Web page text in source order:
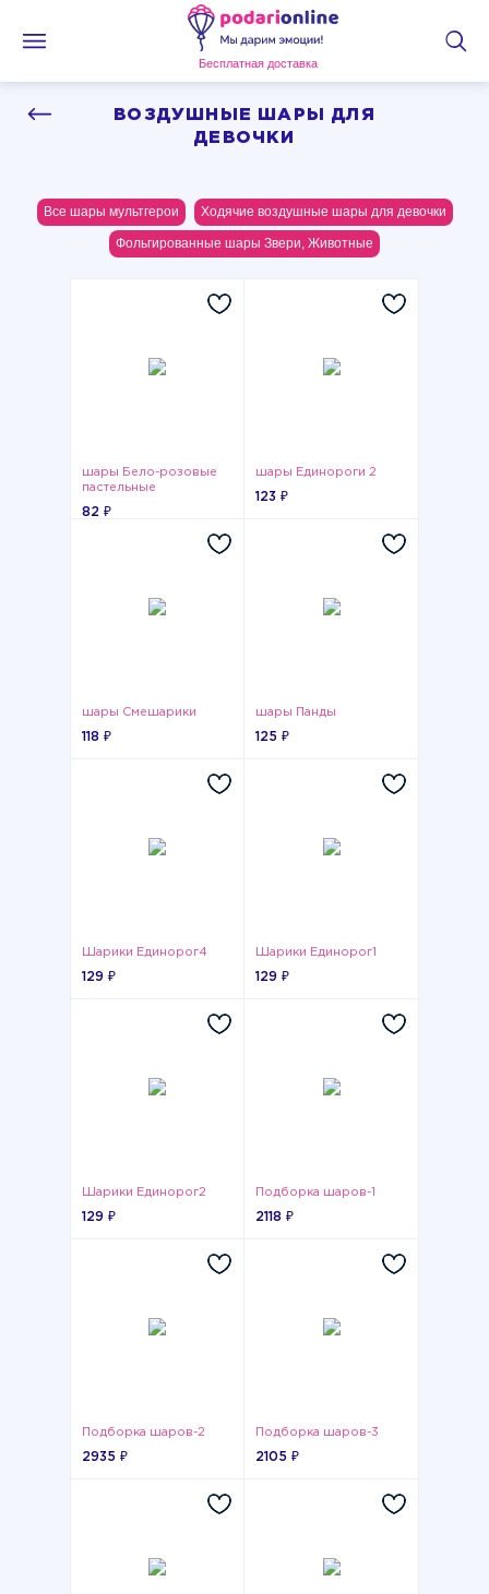
Бесплатная доставка
ВОЗДУШНЫЕ ШАРЫ ДЛЯ
ДЕВОЧКИ
Все шары мультгерои Ходячие воздушные шары для девочки
Фольгированные шары Звери, Животные
шары Бело-розовые
пастельные
82 ₽
шары Единороги 2
123 ₽
шары Смешарики
118 ₽
шары Панды
125 ₽
Шарики Единорог4
129 ₽
Шарики Единорог1
129 ₽
Шарики Единорог2
129 ₽
Подборка шаров-1
2118 ₽
Подборка шаров-2
2935 ₽
Подборка шаров-3
2105 ₽